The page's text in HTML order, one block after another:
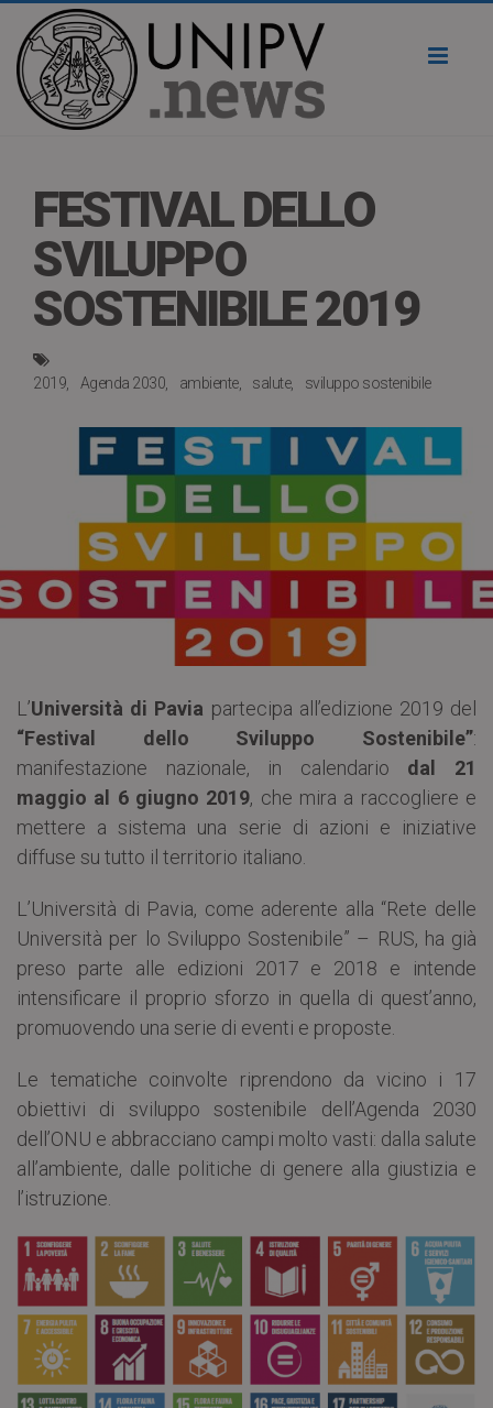
FESTIVAL DELLO
SVILUPPO
SOSTENIBILE 2019
2019 Agenda 2030 ambiente salute sviluppo sostenibile
L’Università di Pavia partecipa all’edizione 2019 del
“Festival dello Sviluppo Sostenibile”:
manifestazione nazionale, in calendario dal 21
maggio al 6 giugno 2019, che mira a raccogliere e
mettere a sistema una serie di azioni e iniziative
diffuse su tutto il territorio italiano.
L’Università di Pavia, come aderente alla “Rete delle
Università per lo Sviluppo Sostenibile” – RUS, ha già
preso parte alle edizioni 2017 e 2018 e intende
intensificare il proprio sforzo in quella di quest’anno,
promuovendo una serie di eventi e proposte.
Le tematiche coinvolte riprendono da vicino i 17
obiettivi di sviluppo sostenibile dell’Agenda 2030
dell’ONU e abbracciano campi molto vasti: dalla salute
all’ambiente, dalle politiche di genere alla giustizia e
l’istruzione.